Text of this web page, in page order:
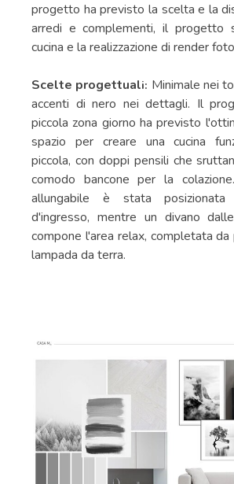
progetto ha previsto la scelta e la
arredi e complementi, il progetto
cucina e la realizzazione di render
Scelte progettuali: Minimale nei
accenti di nero nei dettagli. Il
piccola zona giorno ha previsto
spazio per creare una cucina
piccola, con doppi pensili che
comodo bancone per la
allungabile è stata
d'ingresso, mentre un divano
compone l'area relax, completata
lampada da terra.